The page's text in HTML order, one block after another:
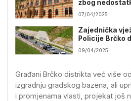
zbog
07/04/2025
Zajednička
Policije Brčko
09/04/2025
Građani Brčko distrikta već više
izgradnju gradskog bazena, ali
i promjenama vlasti, projekat još